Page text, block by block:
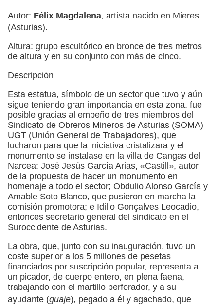
Autor: Félix Magdalena, artista nacido en Mieres
(Asturias).
Altura: grupo escultórico en bronce de tres metros
de altura y en su conjunto con más de cinco.
Descripción
Esta estatua, símbolo de un sector que tuvo y aún
sigue teniendo gran importancia en esta zona, fue
posible gracias al empeño de tres miembros del
Sindicato de Obreros Mineros de Asturias (SOMA)-
UGT (Unión General de Trabajadores), que
lucharon para que la iniciativa cristalizara y el
monumento se instalase en la villa de Cangas del
Narcea: José Jesús García Arias, «Castill», autor
de la propuesta de hacer un monumento en
homenaje a todo el sector; Obdulio Alonso García y
Amable Soto Blanco, que pusieron en marcha la
comisión promotora; e Idilio Gonçalves Leocadio,
entonces secretario general del sindicato en el
Suroccidente de Asturias.
La obra, que, junto con su inauguración, tuvo un
coste superior a los 5 millones de pesetas
financiados por suscripción popular, representa a
un picador, de cuerpo entero, en plena faena,
trabajando con el martillo perforador, y a su
ayudante (guaje), pegado a él y agachado, que